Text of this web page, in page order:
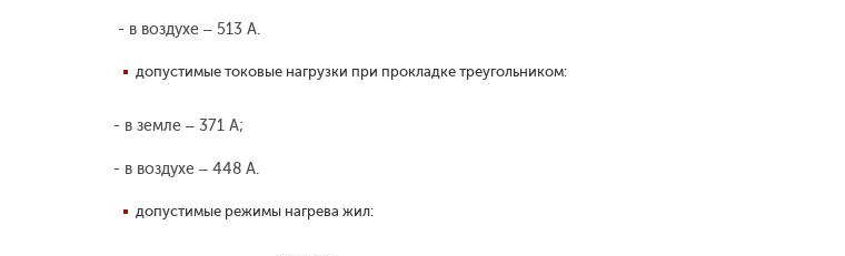
- в воздухе – 513 А.
допустимые токовые нагрузки при прокладке треугольником:
- в земле – 371 А;
- в воздухе – 448 А.
допустимые режимы нагрева жил: